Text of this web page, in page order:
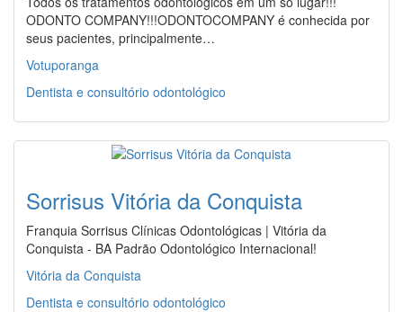
ODONTO COMPANY!!!ODONTOCOMPANY é conhecida por
seus pacientes, principalmente…
Votuporanga
Dentista e consultório odontológico
Sorrisus Vitória da Conquista
Franquia Sorrisus Clínicas Odontológicas | Vitória da
Conquista - BA Padrão Odontológico Internacional!
Vitória da Conquista
Dentista e consultório odontológico